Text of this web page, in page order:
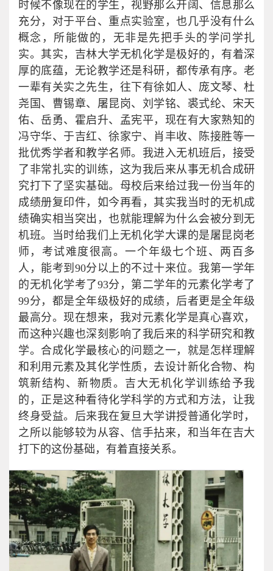
时候不像现在的学生，视野那么开阔、信息那么
充分，对于平台、重点实验室，也几乎没有什么
概念，所能做的，无非是先把手头的学问学扎
实。其实，吉林大学无机化学是极好的，有着深
厚的底蕴，无论教学还是科研，都传承有序。老
一辈有关实之先生，往下有徐如人、庞文琴、杜
尧国、曹锡章、屠昆岗、刘学铭、裘式纶、宋天
佑、岳勇、霍启升、孟宪平，现在有大家熟知的
冯守华、于吉红、徐家宁、肖丰收、陈接胜等一
批优秀学者和教学名师。我进入无机班后，接受
了非常扎实的训练，这为我后来从事无机合成研
究打下了坚实基础。母校后来给过我一份当年的
成绩册复印件，如今再看，其实我当时的无机成
绩确实相当突出，也就能理解为什么会被分到无
机班。当时给我们上无机化学大课的是屠昆岗老
师，考试难度很高。一个年级七个班、两百多
人，能考到90分以上的不过十来位。我第一学年
的无机化学考了93分，第二学年的元素化学考了
99分，都是全年级极好的成绩，后者更是全年级
最高分。现在想来，我对元素化学是真心喜欢，
而这种兴趣也深刻影响了我后来的科学研究和教
学。合成化学最核心的问题之一，就是怎样理解
和利用元素及其化学性质，去设计新化合物、构
筑新结构、新物质。吉大无机化学训练给予我
的，正是这种看待化学科学的方式和方法，让我
终身受益。后来我在复旦大学讲授普通化学时，
之所以能够较为从容、信手拈来，和当年在吉大
打下的这份基础，有着直接关系。